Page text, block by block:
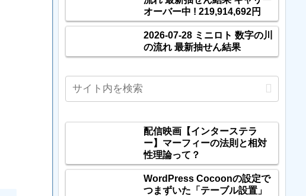
オーバー中 ! 219,914,692円
2026-07-28 ミニロト 数字の川
の流れ 最新抽せん結果
配信映画【インターステラ
ー】マーフィーの法則と相対
性理論って？
WordPress Cocoonの設定で
つまずいた「テーブル設置」